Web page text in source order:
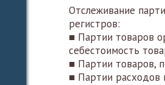
Отслеживание
регистров:
■ Партии товаров
себестоимость
■ Партии товаров,
■ Партии расходов